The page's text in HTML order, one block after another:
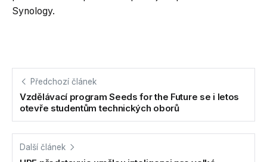
Synology.
Předchozí článek
Vzdělávací program Seeds for the Future se i letos
otevře studentům technických oborů
Další článek